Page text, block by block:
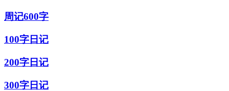
周记600字
100字日记
200字日记
300字日记